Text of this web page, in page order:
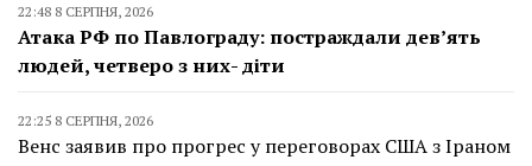
22:48 8 СЕРПНЯ, 2026
Атака РФ по Павлограду: постраждали дев’ять
людей, четверо з них- діти
22:25 8 СЕРПНЯ, 2026
Венс заявив про прогрес у переговорах США з Іраном